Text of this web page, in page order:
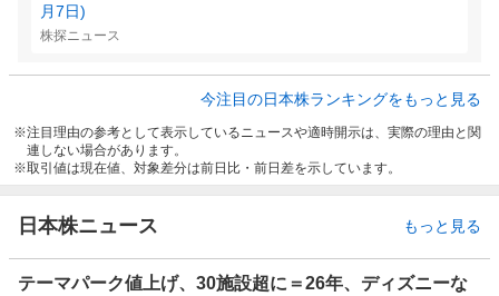
月7日)
株探ニュース
今注目の日本株ランキングをもっと見る
注目理由の参考として表示しているニュースや適時開示は、実際の理由と関
連しない場合があります。
取引値は現在値、対象差分は前日比・前日差を示しています。
日本株ニュース もっと見る
テーマパーク値上げ、30施設超に＝26年、ディズニーな